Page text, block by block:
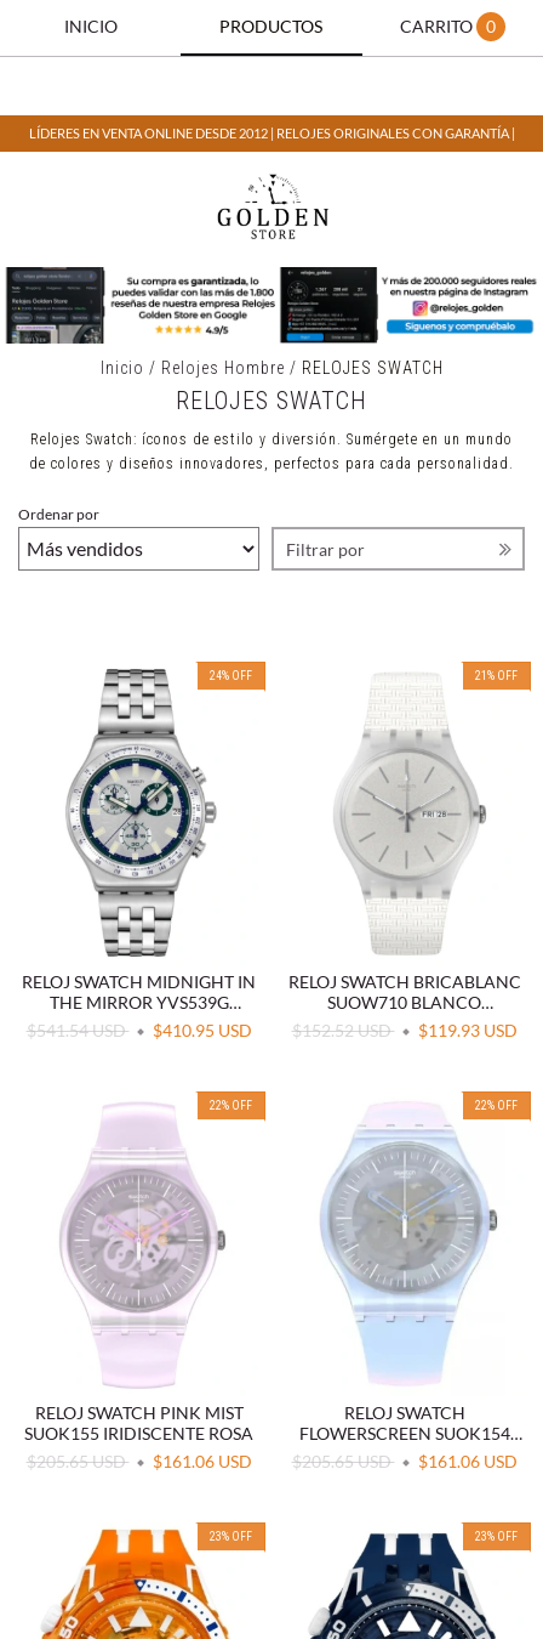
INICIO PRODUCTOS CARRITO 0
LÍDERES EN VENTA ONLINE DESDE 2012 | RELOJES ORIGINALES CON GARANTÍA |
Inicio / Relojes Hombre / RELOJES SWATCH
RELOJES SWATCH
Relojes Swatch: íconos de estilo y diversión. Sumérgete en un mundo
de colores y diseños innovadores, perfectos para cada personalidad.
Ordenar por
Filtrar por
24% OFF
RELOJ SWATCH MIDNIGHT IN
THE MIRROR YVS539G
CRONÓGRAFO ACERO
$541.54 USD $410.95 USD
21 % OFF
RELOJ SWATCH BRICABLANC
SUOW710 BLANCO
MINIMALISTA
$152.52 USD $119.93 USD
22% OFF
RELOJ SWATCH PINK MIST
SUOK155 IRIDISCENTE ROSA
$205.65 USD
$161.06 USD
22% OFF
RELOJ SWATCH
FLOWERSCREEN SUOK154
IRIDISCENTE AZUL
$205.65 USD $161.06 USD
23% OFF 23% OFF